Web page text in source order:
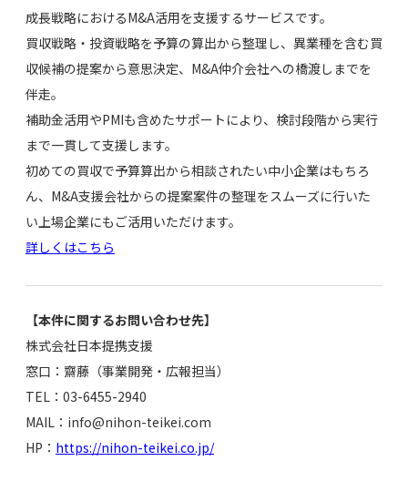
成長戦略におけるM&A活用を支援するサービスです。
買収戦略・投資戦略を予算の算出から整理し、異業種を含む買
収候補の提案から意思決定、M&A仲介会社への橋渡しまでを
伴走。
補助金活用やPMIも含めたサポートにより、検討段階から実行
まで一貫して支援します。
初めての買収で予算算出から相談されたい中小企業はもちろ
ん、M&A支援会社からの提案案件の整理をスムーズに行いた
い上場企業にもご活用いただけます。
詳しくはこちら
【本件に関するお問い合わせ先】
株式会社日本提携支援
窓口：齋藤（事業開発・広報担当）
TEL：03-6455-2940
MAIL：info@nihon-teikei.com
HP： https://nihon-teikei.co.jp/